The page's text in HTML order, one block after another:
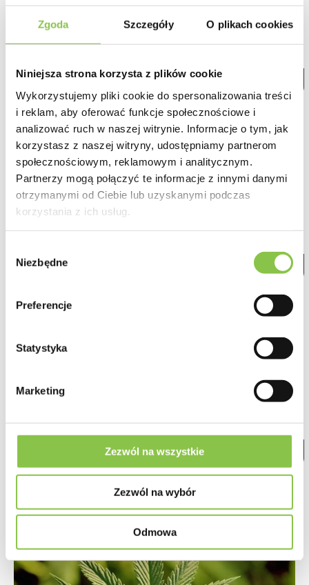
Zgoda Szczegóły O plikach cookies
Niniejsza strona korzysta z plików cookie
Wykorzystujemy pliki cookie do spersonalizowania treści
i reklam, aby oferować funkcje społecznościowe i
analizować ruch w naszej witrynie. Informacje o tym, jak
korzystasz z naszej witryny, udostępniamy partnerom
społecznościowym, reklamowym i analitycznym.
Partnerzy mogą połączyć te informacje z innymi danymi
otrzymanymi od Ciebie lub uzyskanymi podczas
korzystania z ich usług.
zgody
Niezbędne
Preferencje
Statystyka
Marketing
Zezwól na wszystkie
Zezwól na wybór
Odmowa
19260
21-09-2020 09:02
Najmniej cuchnące odmiany marihuany
Wiemy, że każdy szanujący się koneser marihuany kocha jej
zapach, ale przy końcu sezonu...
Czytaj
poruszanych...
Najsmaczniejsze owocowe szczepy